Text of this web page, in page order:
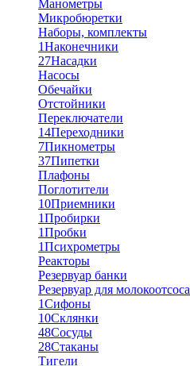
Манометры
Микробюретки
Наборы, комплекты
1Наконечники
27Насадки
Насосы
Обечайки
Отстойники
Переключатели
14Переходники
7Пикнометры
37Пипетки
Плафоны
Поглотители
10Приемники
1Пробирки
1Пробки
1Психрометры
Реакторы
Резервуар банки
Резервуар для молокоотсоса
1Сифоны
10Склянки
48Сосуды
28Стаканы
Тигели